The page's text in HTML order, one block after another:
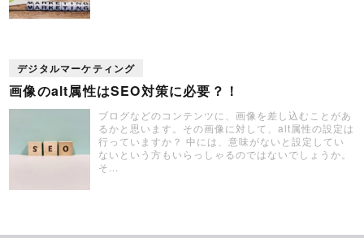
デジタルマーケティング
画像のalt属性はSEO対策に必要？！
ブログなどのコンテンツに、画像を差し込むことがあ
るかと思います。その画像に対して、alt属性の設定は
行っていますか？ 中には、意味がないと設定してい
ないという方もいらっしゃるのではないでしょうか。
そ...